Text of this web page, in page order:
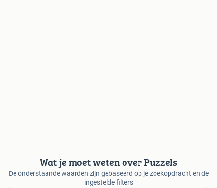
Wat je moet weten over Puzzels
De onderstaande waarden zijn gebaseerd op je zoekopdracht en de
ingestelde filters